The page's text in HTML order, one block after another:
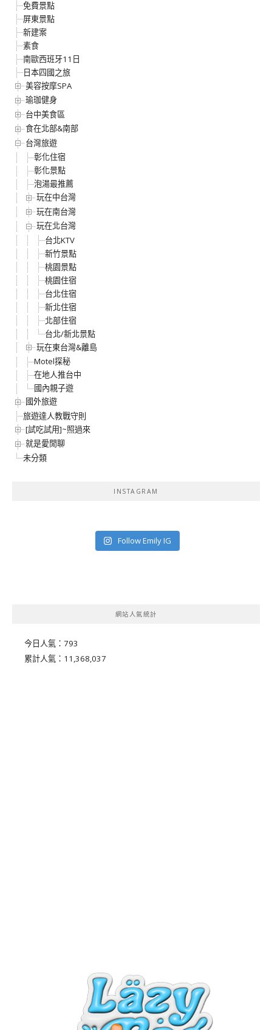
免費景點
屏東景點
新建案
素食
南歐西班牙11日
日本四國之旅
美容按摩SPA
瑜珈健身
台中美食區
食在北部&南部
台灣旅遊
彰化住宿
彰化景點
泡湯最推薦
玩在中台灣
玩在南台灣
玩在北台灣
台北KTV
新竹景點
桃園景點
桃園住宿
台北住宿
新北住宿
北部住宿
台北/新北景點
玩在東台灣&離島
Motel探秘
在地人推台中
國內親子遊
國外旅遊
旅遊達人教戰守則
[試吃試用]~照過來
就是愛閒聊
未分類
INSTAGRAM
Follow Emily IG
網站人氣統計
今日人氣： 793
累計人氣： 11,368,037